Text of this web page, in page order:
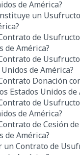
de América?
un
de
de América?
de
de América?
Donación
Estados Unidos de
de
de América?
de Cesión
de América?
un Contrato de